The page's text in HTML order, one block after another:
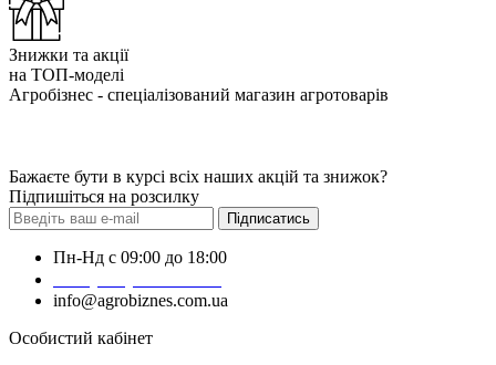
Знижки та акції
на ТОП-моделі
Агробізнес - спеціалізований магазин агротоварів
Бажаєте бути в курсі всіх наших акцій та знижок?
Підпишіться на розсилку
Підписатись
Пн-Нд с 09:00 до 18:00
info@agrobiznes.com.ua
Особистий кабінет